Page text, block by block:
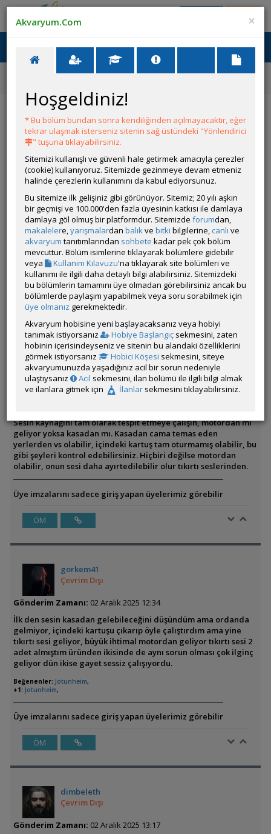
Ana Menü
Yeni Üye Forumu
Aquael Fzn Pro 400 Ses Sorunu
YANIT YAZ Git
gorkem41
Çevrim Dışı
Gönderim Zamanı:02 Aralık 2025 12:00
Merhabalar 2 adet aquael fzn pro 400 aldım ilk kurulumda
birisi sesli çalışıyordu 20 dk sonra ses yapmayı bıraktı, ikisi'de 8-
9 saat boyunca gayet sessiz çalıştı sonrasında ikisinde'de tıkırtı
benzeri ses yapmaya başladı bu sesin kaynagı ne olabilir
yardımcı olursanız sevinirim..
Üye imzalarını sadece giriş yapan üyelerimiz görebilir
ÖM
dimbeleth
Çevrim Dışı
Sesin kaynağını tam olarak tespit etmeye çalışın, motordan mı
geliyor yoksa kasadan mı. Kasadan cama temas eden
yerlerden vs olabilir, içindeki kartuş tam oturmamış olabilir, bu
gibi şeyleri kontrol edebilirsiniz. Hiçbiri değilse motordan
olabilir, onun sesi daha ayırtedilebilir olur tıkırtı seslerinden.
Üye imzalarını sadece giriş yapan üyelerimiz görebilir
ÖM
gorkem41
Çevrim Dışı
Gönderim Zamanı: 02 Aralık 2025 12:34
İlk den sesin kasadan gelebileceğini düşündüm ama ordanda
gelmiyor, içindeki kartuşu çıkarıp öyle çalıştırdım ama yine
tıkırtı sesi geliyor, büyük ihtimal motordan geliyor tıkırtı sesi 2
adet almıştım üründen ikisinde de aynı sorun olması çok ilginç
geliyor dün ikise gayet sessiz çalışıyordu.
Beğenenler: Jotunheim,
+1: Jotunheim,
Üye imzalarını sadece giriş yapan üyelerimiz görebilir
ÖM
dimbeleth
Çevrim Dışı
Gönderim Zamanı: 02 Aralık 2025 13:17
×
Akvaryum.Com
Hoşgeldiniz!
* Bu bölüm bundan sonra kendiliğinden açılmayacaktır, eğer
tekrar ulaşmak isterseniz sitenin sağ üstündeki "Yönlendirici
" tuşuna tıklayabilirsiniz.
Sitemizi kullanışlı ve güvenli hale getirmek amacıyla çerezler
(cookie) kullanıyoruz. Sitemizde gezinmeye devam etmeniz
halinde çerezlerin kullanımını da kabul ediyorsunuz.
Bu sitemize ilk gelişiniz gibi görünüyor. Sitemiz; 20 yılı aşkın
bir geçmişi ve 100.000'den fazla üyesinin katkısı ile damlaya
damlaya göl olmuş bir platformdur. Sitemizde forumdan,
makalelere,yarışmalardan balıkve bitki bilgilerine, canlı ve
akvaryum tanıtımlarından sohbete kadar pek çok bölüm
mevcuttur. Bölüm isimlerine tıklayarak bölümlere gidebilir
veya
Kullanım Kılavuzu'na tıklayarak site bölümleri ve
kullanımı ile ilgili daha detaylı bilgi alabilirsiniz. Sitemizdeki
bu bölümlerin tamamını üye olmadan görebilirsiniz ancak bu
bölümlerde paylaşım yapabilmek veya soru sorabilmek için
üye olmanız gerekmektedir.
Akvaryum hobisine yeni başlayacaksanız veya hobiyi
tanımak istiyorsanız
Hobiye Başlangıç sekmesini, zaten
hobinin içerisindeyseniz ve sitenin bu alandaki özelliklerini
görmek istiyorsanız
Hobici Köşesi sekmesini, siteye
akvaryumunuzda yaşadığınız acil bir sorun nedeniyle
ulaştıysanız
Acil sekmesini, ilan bölümü ile ilgili bilgi almak
ve ilanlara gitmek için
İlanlar sekmesini tıklayabilirsiniz.